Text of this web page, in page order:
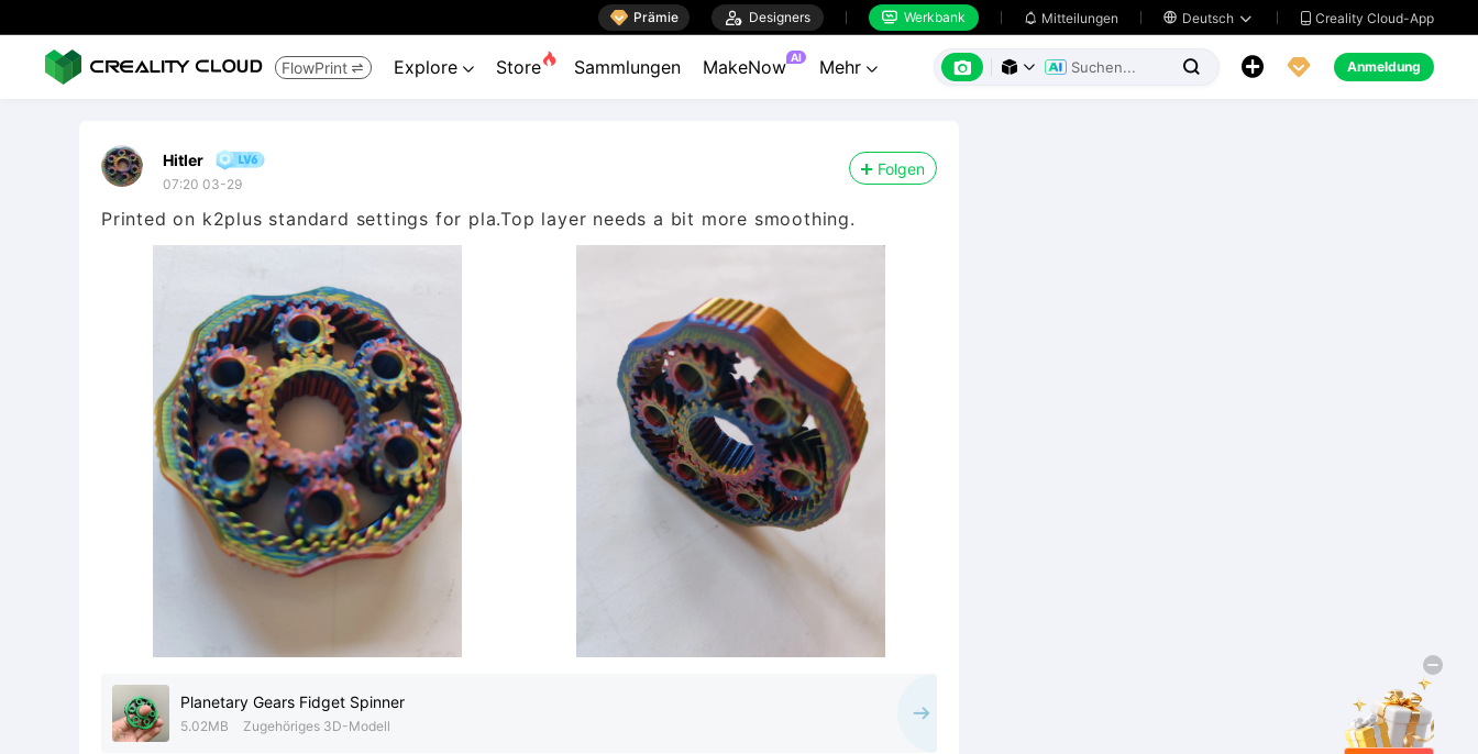
 Prämie  Designers  Werkbank  Mitteilungen  Deutsch   Creality Cloud-App
FlowPrint  Explore  Store Sammlungen MakeNow AI Mehr        Anmeldung
Hitler
07:20 03-29
Folgen
Printed on k2plus standard settings for pla.Top layer needs a bit more smoothing.
Planetary Gears Fidget Spinner
5.02MB Zugehöriges 3D-Modell